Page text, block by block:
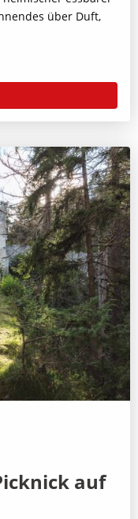
über Duft,
auf